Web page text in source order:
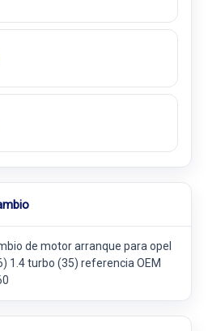
de motor arranque para opel
1.4 turbo (35) referencia OEM